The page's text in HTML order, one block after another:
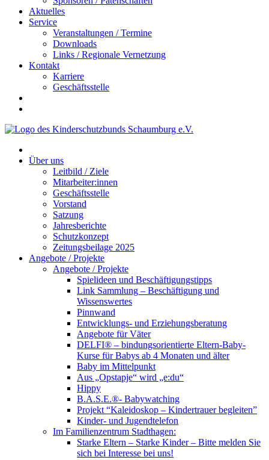
Aktuelles
Service
Veranstaltungen / Termine
Downloads
Links / Regionale Vernetzung
Kontakt
Karriere
Geschäftsstelle
Über uns
Leitbild / Ziele
Mitarbeiter:innen
Geschäftsstelle
Vorstand
Satzung
Jahresberichte
Schutzkonzept
Zeitungsbeilage 2025
Angebote / Projekte
Angebote / Projekte
Spielideen und Beschäftigungstipps
Link Sammlung – Beschäftigung und
Wissenswertes
Pinnwand
Entwicklungs- und Erziehungsberatung
Angebote für Väter
DELFI® – bindungsorientierte Eltern-Baby-
Kurse für Babys ab 4 Monaten und älter
Baby im Mittelpunkt
Aus „Opstapje“ wird „e:du“
Hippy
B.A.S.E.®- Babywatching
Projekt “Kaleidoskop – Kindertrauer begleiten”
Kinder- und Jugendtelefon
Im Familienzentrum Stadthagen:
Starke Eltern – Starke Kinder – Bitte melden Sie
sich bei Interesse bei uns!